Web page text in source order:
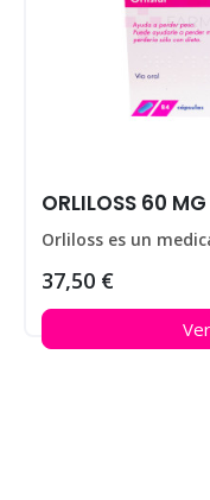
37,50 €